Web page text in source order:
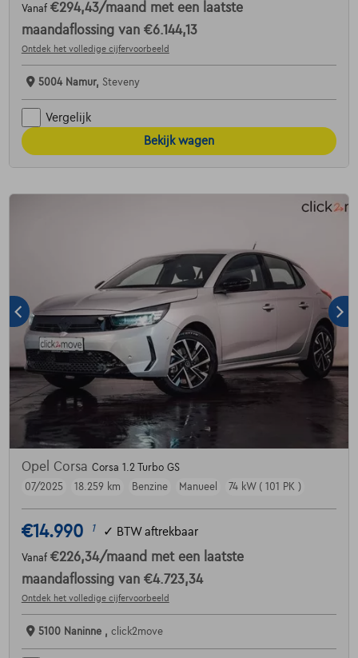
Vanaf €294,43/maand met een laatste
maandaflossing van €6.144,13
Ontdek het volledige cijfervoorbeeld
5004 Namur, Steveny
Vergelijk
Bekijk wagen
Opel Corsa Corsa 1.2 Turbo GS
07/2025
18.259 km Benzine Manueel 74 kW ( 101 PK )
€14.990 1 ✓ BTW aftrekbaar
Vanaf €226,34/maand met een laatste
maandaflossing van €4.723,34
Ontdek het volledige cijfervoorbeeld
5100 Naninne , click2move